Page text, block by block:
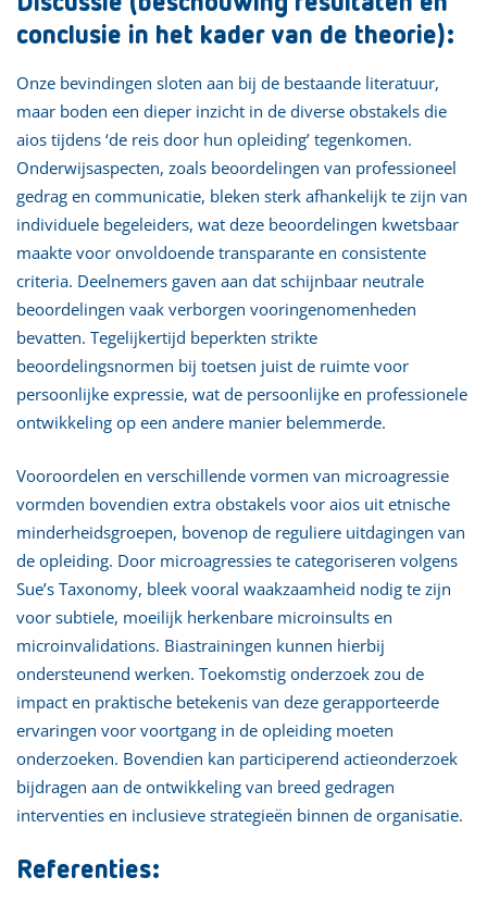
conclusie in het kader van de theorie):
Onze bevindingen sloten aan bij de bestaande literatuur,
maar boden een dieper inzicht in de diverse obstakels die
aios tijdens ‘de reis door hun opleiding’ tegenkomen.
Onderwijsaspecten, zoals beoordelingen van professioneel
gedrag en communicatie, bleken sterk afhankelijk te zijn van
individuele begeleiders, wat deze beoordelingen kwetsbaar
maakte voor onvoldoende transparante en consistente
criteria. Deelnemers gaven aan dat schijnbaar neutrale
beoordelingen vaak verborgen vooringenomenheden
bevatten. Tegelijkertijd beperkten strikte
beoordelingsnormen bij toetsen juist de ruimte voor
persoonlijke expressie, wat de persoonlijke en professionele
ontwikkeling op een andere manier belemmerde.
Vooroordelen en verschillende vormen van microagressie
vormden bovendien extra obstakels voor aios uit etnische
minderheidsgroepen, bovenop de reguliere uitdagingen van
de opleiding. Door microagressies te categoriseren volgens
Sue’s Taxonomy, bleek vooral waakzaamheid nodig te zijn
voor subtiele, moeilijk herkenbare microinsults en
microinvalidations. Biastrainingen kunnen hierbij
ondersteunend werken. Toekomstig onderzoek zou de
impact en praktische betekenis van deze gerapporteerde
ervaringen voor voortgang in de opleiding moeten
onderzoeken. Bovendien kan participerend actieonderzoek
bijdragen aan de ontwikkeling van breed gedragen
interventies en inclusieve strategieën binnen de organisatie.
Referenties: